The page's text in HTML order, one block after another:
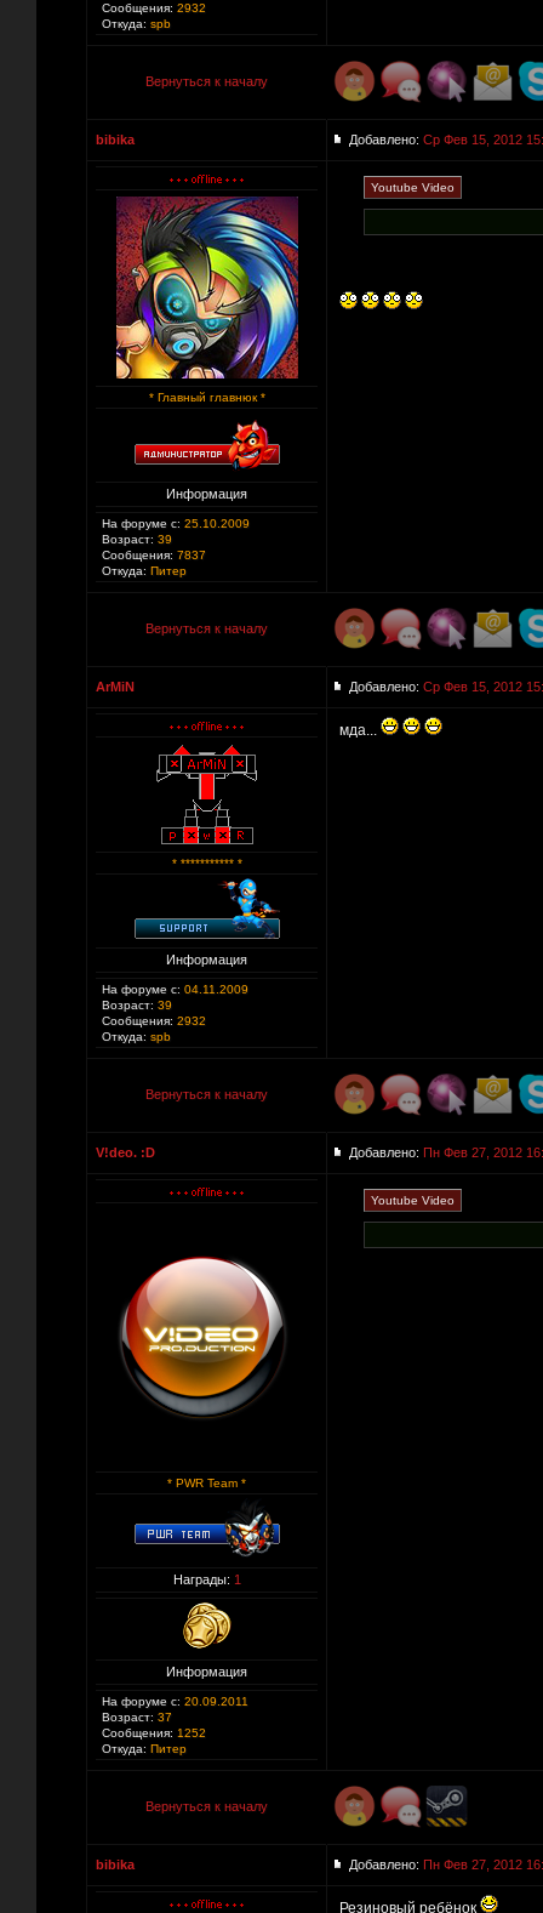
Сообщения: 2932
Откуда: spb
Вернуться к началу
bibika Добавлено: Ср Фев 15, 2012
* Главный главнюк *
Информация
На форуме с: 25.10.2009
Возраст: 39
Сообщения: 7837
Откуда: Питер
Вернуться к началу
ArMiN Добавлено: Ср Фев 15, 2012
* *********** *
Информация
На форуме с: 04.11.2009
Возраст: 39
Сообщения: 2932
Откуда: spb
мда...
Вернуться к началу
V!deo. :D Добавлено: Пн Фев 27, 2012
* PWR Team *
Награды: 1
Информация
На форуме с: 20.09.2011
Возраст: 37
Сообщения: 1252
Откуда: Питер
Вернуться к началу
bibika Добавлено: Пн Фев 27, 2012
Резиновый ребёнок